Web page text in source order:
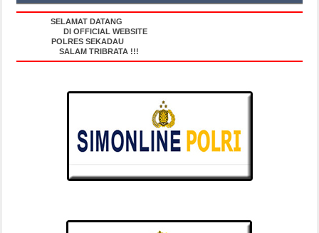
SELAMAT DATANG
DI OFFICIAL WEBSITE
POLRES SEKADAU
SALAM TRIBRATA !!!